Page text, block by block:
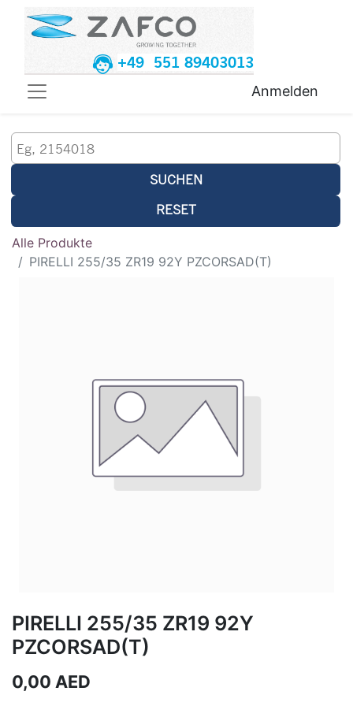
+49 551 89403013
Anmelden
SUCHEN
RESET
Alle Produkte
PIRELLI 255/35 ZR19 92Y PZCORSAD(T)
PIRELLI 255/35 ZR19 92Y
PZCORSAD(T)
0,00 AED